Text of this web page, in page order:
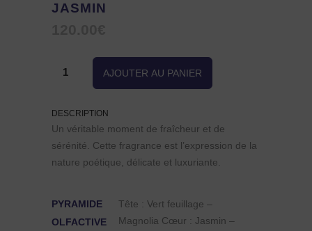
JASMIN
quantité
Jasmin
AJOUTER AU PANIER
DESCRIPTION
Un véritable moment de fraîcheur et de
sérénité. Cette fragrance est l’expression de la
nature poétique, délicate et luxuriante.
PYRAMIDE
OLFACTIVE
Tête : Vert feuillage –
Magnolia Cœur : Jasmin –